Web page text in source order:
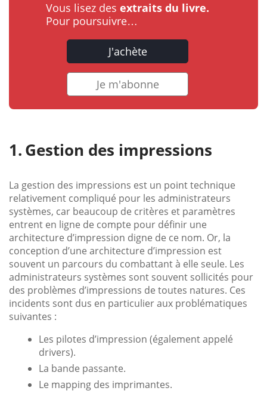
Vous lisez des extraits du livre.
Pour poursuivre…
J'achète
Je m'abonne
Gestion des impressions
La gestion des impressions est un point technique
relativement compliqué pour les administrateurs
systèmes, car beaucoup de critères et paramètres
entrent en ligne de compte pour définir une
architecture d’impression digne de ce nom. Or, la
conception d’une architecture d’impression est
souvent un parcours du combattant à elle seule. Les
administrateurs systèmes sont souvent sollicités pour
des problèmes d’impressions de toutes natures. Ces
incidents sont dus en particulier aux problématiques
suivantes :
Les pilotes d’impression (également appelé
drivers).
La bande passante.
Le mapping des imprimantes.